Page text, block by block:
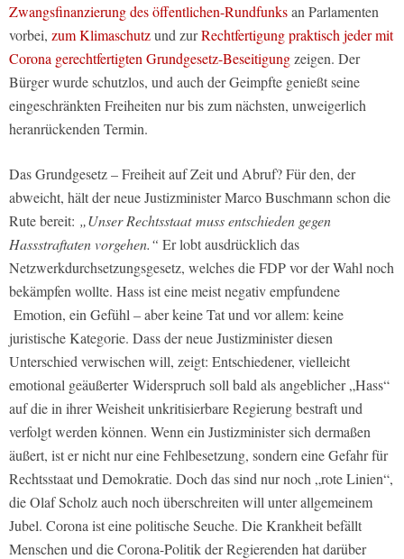
Zwangsfinanzierung des öffentlichen-Rundfunksan Parlamenten
vorbei, zum Klimaschutzund zurRechtfertigung praktisch jeder mit
Corona gerechtfertigten Grundgesetz-Beseitigungzeigen. Der
Bürger wurde schutzlos, und auch der Geimpfte genießt seine
eingeschränkten Freiheiten nur bis zum nächsten, unweigerlich
heranrückenden Termin.
Das Grundgesetz – Freiheit auf Zeit und Abruf? Für den, der
abweicht, hält der neue Justizminister Marco Buschmann schon die
Rute bereit: „Unser Rechtsstaat muss entschieden gegen
Hassstraftaten vorgehen.“ Er lobt ausdrücklich das
Netzwerkdurchsetzungsgesetz, welches die FDP vor der Wahl noch
bekämpfen wollte. Hass ist eine meist negativ empfundene
Emotion, ein Gefühl – aber keine Tat und vor allem: keine
juristische Kategorie. Dass der neue Justizminister diesen
Unterschied verwischen will, zeigt: Entschiedener, vielleicht
emotional geäußerter Widerspruch soll bald als angeblicher „Hass“
auf die in ihrer Weisheit unkritisierbare Regierung bestraft und
verfolgt werden können. Wenn ein Justizminister sich dermaßen
äußert, ist er nicht nur eine Fehlbesetzung, sondern eine Gefahr für
Rechtsstaat und Demokratie. Doch das sind nur noch „rote Linien“,
die Olaf Scholz auch noch überschreiten will unter allgemeinem
Jubel. Corona ist eine politische Seuche. Die Krankheit befällt
Menschen und die Corona-Politik der Regierenden hat darüber